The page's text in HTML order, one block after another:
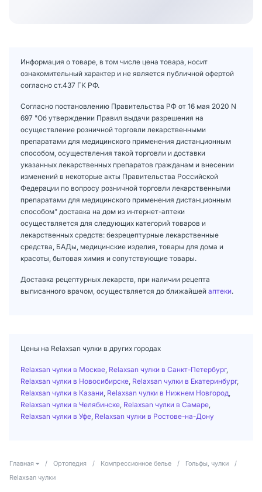
Информация о товаре, в том числе цена товара, носит
ознакомительный характер и не является публичной офертой
согласно ст.437 ГК РФ.
Согласно постановлению Правительства РФ от 16 мая 2020 N
697 "Об утверждении Правил выдачи разрешения на
осуществление розничной торговли лекарственными
препаратами для медицинского применения дистанционным
способом, осуществления такой торговли и доставки
указанных лекарственных препаратов гражданам и внесении
изменений в некоторые акты Правительства Российской
Федерации по вопросу розничной торговли лекарственными
препаратами для медицинского применения дистанционным
способом" доставка на дом из интернет-аптеки
осуществляется для следующих категорий товаров и
лекарственных средств: безрецептурные лекарственные
средства, БАДы, медицинские изделия, товары для дома и
красоты, бытовая химия и сопутствующие товары.
Доставка рецептурных лекарств, при наличии рецепта
выписанного врачом, осуществляется до ближайшей аптеки.
Цены на Relaxsan чулки в других городах
Relaxsan чулки в Москве Relaxsan чулки в Санкт-Петербург,
Relaxsan чулки в Новосибирске Relaxsan чулки в Екатеринбург,
Relaxsan чулки в Казани Relaxsan чулки в Нижнем Новгород
Relaxsan чулки в Челябинске Relaxsan чулки в Самаре
Relaxsan чулки в Уфе Relaxsan чулки в Ростове-на-Дону
Главная / Ортопедия / Компрессионное белье / Гольфы, чулки
/
Relaxsan чулки